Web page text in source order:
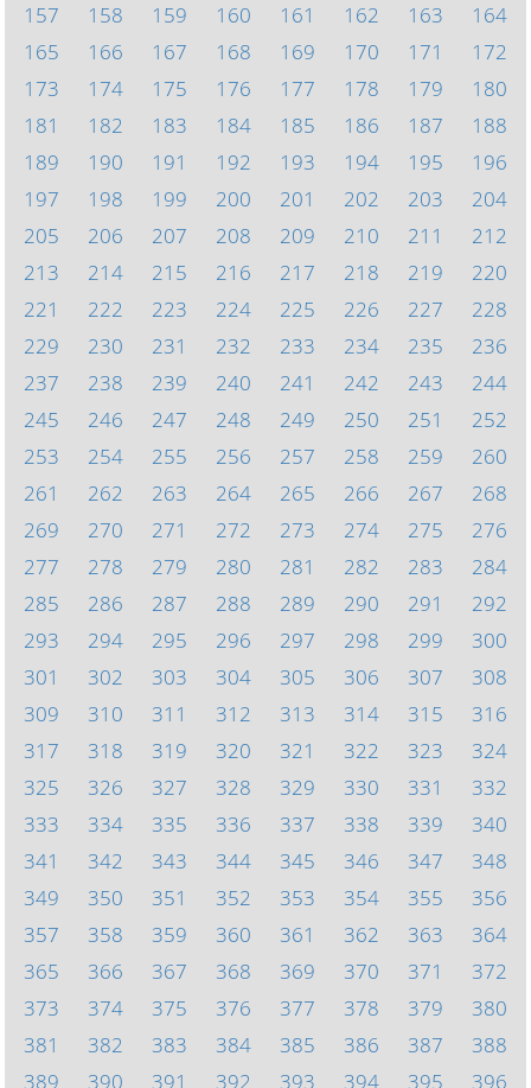
157
158 159 160 161 162 163
164
165
166 167 168 169 170 171
172
173
174 175 176 177 178 179
180
181
182 183 184 185 186 187
188
189
190 191 192 193 194 195
196
197
198 199 200 201 202 203
204
205
206 207 208 209 210 211
212
213
214 215 216 217 218 219
220
221
222 223 224 225 226 227
228
229
230 231 232 233 234 235
236
237
238 239 240 241 242 243
244
245
246 247 248 249 250 251
252
253
254 255 256 257 258 259
260
261
262 263 264 265 266 267
268
269
270 271 272 273 274 275
276
277
278 279 280 281 282 283
284
285
286 287 288 289 290 291
292
293
294 295 296 297 298 299
300
301
302 303 304 305 306 307
308
309
310 311 312 313 314 315
316
317
318 319 320 321 322 323
324
325
326 327 328 329 330 331
332
333
334 335 336 337 338 339
340
341
342 343 344 345 346 347
348
349
350 351 352 353 354 355
356
357
358 359 360 361 362 363
364
365
366 367 368 369 370 371
372
373
374 375 376 377 378 379
380
381
382 383 384 385 386 387
388
389
390 391 392 393 394 395 396